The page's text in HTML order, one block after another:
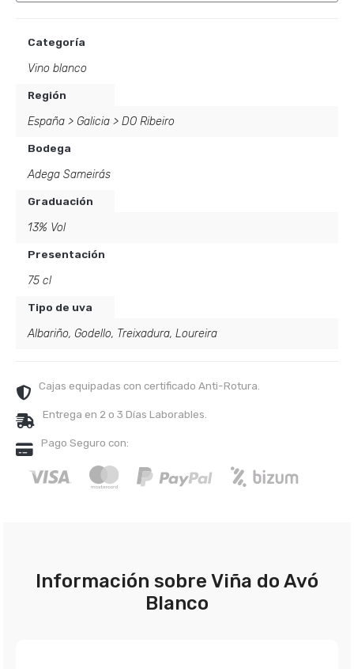
Categoría
Vino blanco
Región
España > Galicia > DO Ribeiro
Bodega
Adega Sameirás
Graduación
13% Vol
Presentación
75 cl
Tipo de uva
Albariño, Godello, Treixadura, Loureira
Cajas equipadas con certificado Anti-Rotura.
Entrega en 2 o 3 Días Laborables.
Pago Seguro con:
Información sobre Viña do Avó
Blanco